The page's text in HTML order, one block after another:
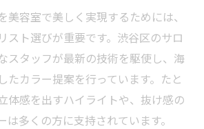
美容室で美しく実現するためには、
スト選びが重要です。渋谷区のサロ
スタッフが最新の技術を駆使し、海
たカラー提案を行っています。たと
体感を出すハイライトや、抜け感の
は多くの方に支持されています。